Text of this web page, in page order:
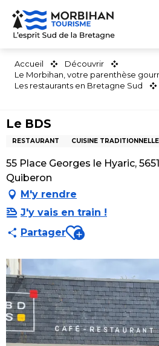
Aller
contenu
Accueil
Découvrir
Le Morbihan, votre parenthèse
Les restaurants en Bretagne Sud
Le BDS
RESTAURANT CUISINE TRADITIONNELLE
55 Place Georges le Hyaric,
Quiberon
M'y rendre
J'y vais en train !
PartagerAjouter aux favoris